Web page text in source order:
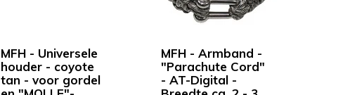
MFH - Universele
houder - coyote
tan - voor gordel
MFH - Armband -
"Parachute Cord"
- AT-Digital -